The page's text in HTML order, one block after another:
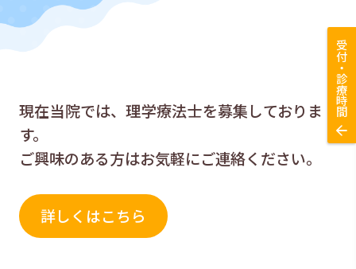
受付・診療時間
現在当院では、理学療法士を募集しておりま
す。
ご興味のある方はお気軽にご連絡ください。
詳しくはこちら